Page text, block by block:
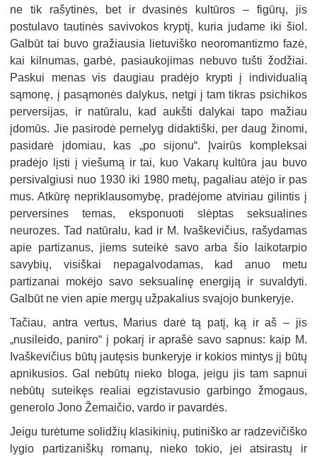
ne tik rašytinės, bet ir dvasinės kultūros – figūrų, jis
postulavo tautinės savivokos kryptį, kuria judame iki šiol.
Galbūt tai buvo gražiausia lietuviško neoromantizmo fazė,
kai kilnumas, garbė, pasiaukojimas nebuvo tušti žodžiai.
Paskui menas vis daugiau pradėjo krypti į individualią
sąmonę, į pasąmonės dalykus, netgi į tam tikras psichikos
perversijas, ir natūralu, kad aukšti dalykai tapo mažiau
įdomūs. Jie pasirodė pernelyg didaktiški, per daug žinomi,
pasidarė įdomiau, kas „po sijonu“. Įvairūs kompleksai
pradėjo lįsti į viešumą ir tai, kuo Vakarų kultūra jau buvo
persivalgiusi nuo 1930 iki 1980 metų, pagaliau atėjo ir pas
mus. Atkūrę nepriklausomybę, pradėjome atviriau gilintis į
perversines temas, eksponuoti slėptas seksualines
neurozes. Tad natūralu, kad ir M. Ivaškevičius, rašydamas
apie partizanus, jiems suteikė savo arba šio laikotarpio
savybių, visiškai nepagalvodamas, kad anuo metu
partizanai mokėjo savo seksualinę energiją ir suvaldyti.
Galbūt ne vien apie mergų užpakalius svajojo bunkeryje.
Tačiau, antra vertus, Marius darė tą patį, ką ir aš – jis
„nusileido, paniro“ į pokarį ir aprašė savo sapnus: kaip M.
Ivaškevičius būtų jautęsis bunkeryje ir kokios mintys jį būtų
apnikusios. Gal nebūtų nieko bloga, jeigu jis tam sapnui
nebūtų suteikęs realiai egzistavusio garbingo žmogaus,
generolo Jono Žemaičio, vardo ir pavardės.
Jeigu turėtume solidžių klasikinių, putiniško ar radzevičiško
lygio partizaniškų romanų, nieko tokio, jei atsirastų ir